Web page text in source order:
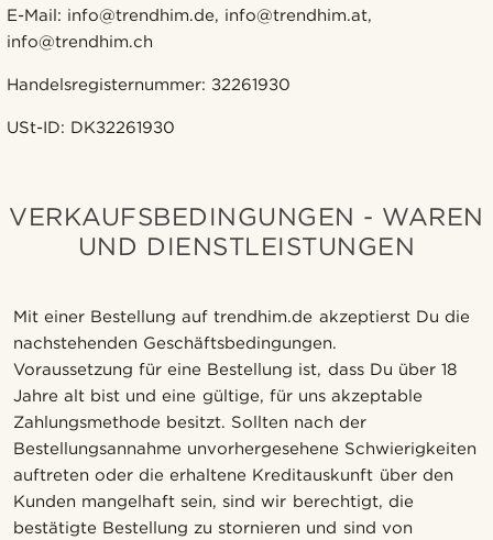
E-Mail: info@trendhim.de, info@trendhim.at,
info@trendhim.ch
Handelsregisternummer: 32261930
USt-ID: DK32261930
VERKAUFSBEDINGUNGEN - WAREN
UND DIENSTLEISTUNGEN
Mit einer Bestellung auf trendhim.de akzeptierst Du die
nachstehenden Geschäftsbedingungen.
Voraussetzung für eine Bestellung ist, dass Du über 18
Jahre alt bist und eine gültige, für uns akzeptable
Zahlungsmethode besitzt. Sollten nach der
Bestellungsannahme unvorhergesehene Schwierigkeiten
auftreten oder die erhaltene Kreditauskunft über den
Kunden mangelhaft sein, sind wir berechtigt, die
bestätigte Bestellung zu stornieren und sind von